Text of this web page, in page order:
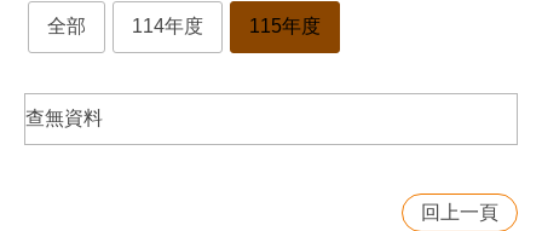
全部 114年度 115年度
查無資料
回上一頁